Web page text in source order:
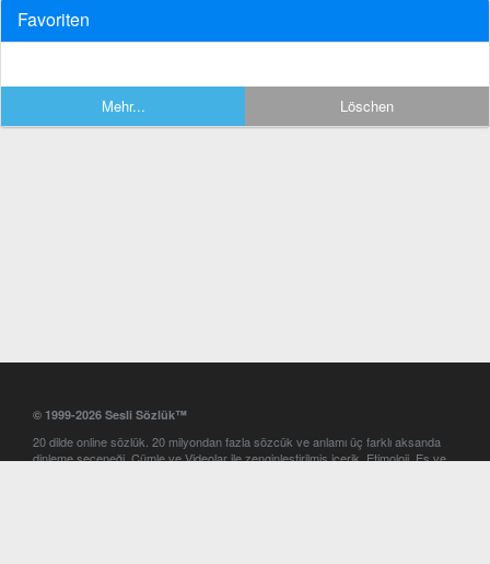
Favoriten
Mehr... Löschen
© 1999-2026 Sesli Sözlük™
20 dilde online sözlük. 20 milyondan fazla sözcük ve anlamı üç farklı aksanda
dinleme seçeneği. Cümle ve Videolar ile zenginleştirilmiş içerik. Etimoloji, Eş ve